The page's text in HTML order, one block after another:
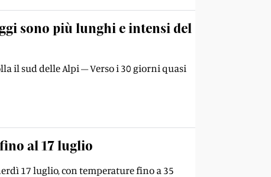
sono più lunghi e intensi del
il sud delle Alpi – Verso i 30 giorni quasi
al 17 luglio
17 luglio, con temperature fino a 35